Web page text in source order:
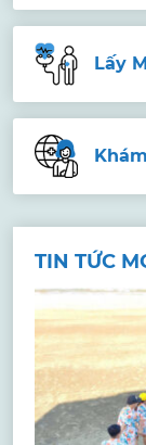
Lấy
TIN TỨC